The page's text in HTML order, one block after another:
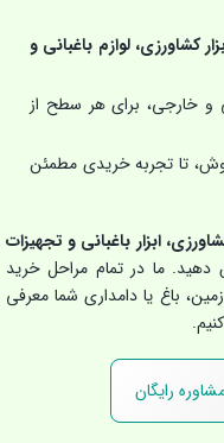
کشاورزی، لوازم باغبانی و
و خارجی، برای هر سطح از
تا تجربه خریدی مطمئن
ابزار باغبانی و تجهیزات
دهید. ما در تمام مراحل خرید
باغ یا دامداری شما معرفی
رایگان